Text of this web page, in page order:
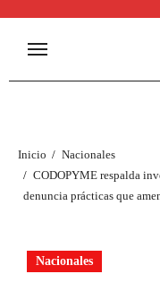
Inicio
Nacionales
CODOPYME respalda
denuncia prácticas que
Nacionales